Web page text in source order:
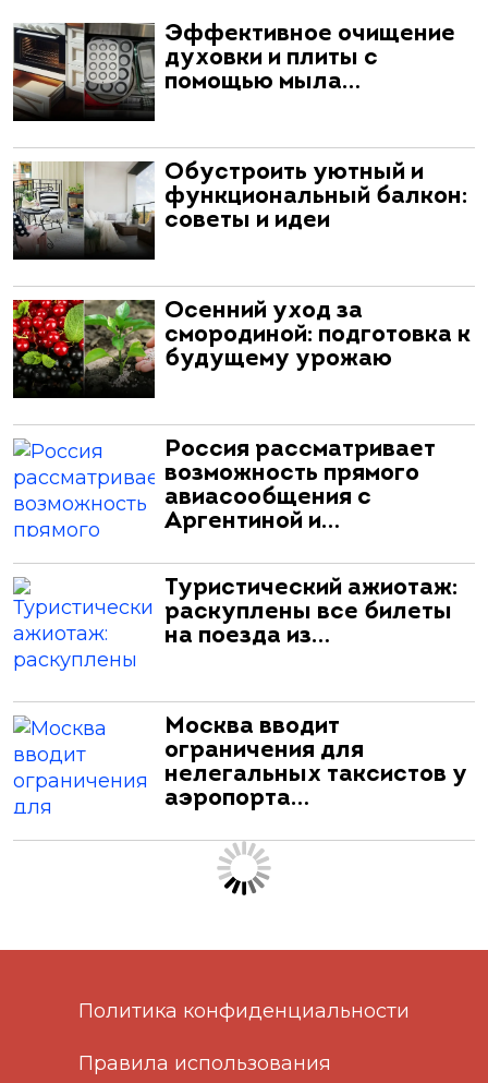
Эффективное очищение
духовки и плиты с
помощью мыла…
Обустроить уютный и
функциональный балкон:
советы и идеи
Осенний уход за
смородиной: подготовка к
будущему урожаю
Россия рассматривает
возможность прямого
авиасообщения с
Аргентиной и…
Туристический ажиотаж:
раскуплены все билеты
на поезда из…
Москва вводит
ограничения для
нелегальных таксистов у
аэропорта…
Политика конфиденциальности
Правила использования